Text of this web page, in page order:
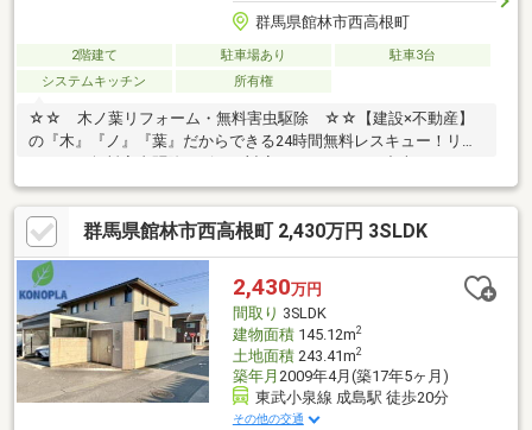
群馬県館林市西高根町
2階建て 駐車場あり
駐車3台
システムキッチン
所有権
☆☆ 木ノ葉リフォーム・無料害虫駆除 ☆☆【建設×不動産】
の『木』『ノ』『葉』だからできる24時間無料レスキュー！リフ
ターサービスがついており、住んでからの安心をずっとお届けし
ます！内覧時に、無料相談・お見積りも物件ごとに作成可能！！
オウチ探しも、リフォームも一緒に相談できます！＼弊社には、
『きつね隊』・『ゴリラ隊』という無料かけつけサービスの仕組
みが、整っています♪／住んでからのお家トラブル、緊急対応も承
っております♪お家のこと、すべて木ノ葉プランニングにお任せく
ださい＾＾
群馬県館林市西高根町 2,430万円 3SLDK
2,430万円
間取り 3SLDK
建物面積145.12m2
土地面積243.41m2
築年月 2009年4月(築17年5ヶ月)
東武小泉線 成島駅 徒歩20分
その他の交通